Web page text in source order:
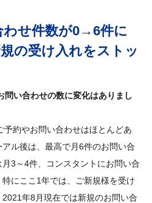
わせ件数が0→6件に
の受け入れをストッ
い合わせの数に変化はありまし
予約やお問い合わせはほとんどあ
ル後は、最高で月6件のお問い合
3～4件、コンスタントにお問い合
にここ1年では、ご新規様を受け
年8月現在では新規のお問い合